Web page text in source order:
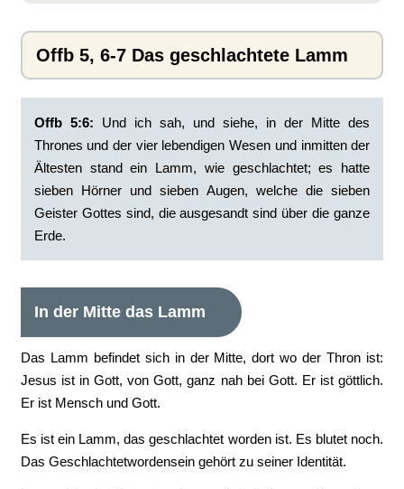
Offb 5, 6-7 Das geschlachtete Lamm
Offb 5:6: ‭Und ich sah, und siehe, in der Mitte des
Thrones und der vier lebendigen Wesen und inmitten der
Ältesten stand ein Lamm, wie geschlachtet; es hatte
sieben Hörner und sieben Augen, welche die sieben
Geister Gottes sind, die ausgesandt sind über die ganze
Erde.
In der Mitte das Lamm
Das Lamm befindet sich in der Mitte, dort wo der Thron ist:
Jesus ist in Gott, von Gott, ganz nah bei Gott. Er ist göttlich.
Er ist Mensch und Gott.
Es ist ein Lamm, das geschlachtet worden ist. Es blutet noch.
Das Geschlachtetwordensein gehört zu seiner Identität.